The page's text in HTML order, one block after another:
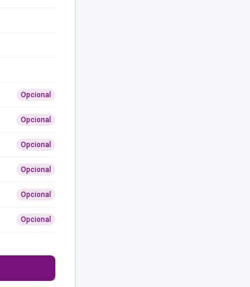
Opcional
Opcional
Opcional
Opcional
Opcional
Opcional